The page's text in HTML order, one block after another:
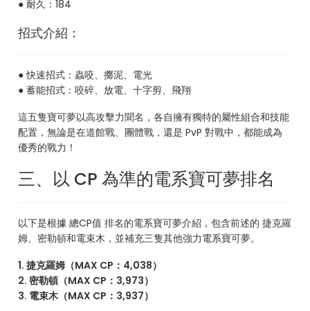
● 耐久：184
招式介紹：
● 快速招式：蟲咬、擲泥、電光
● 蓄能招式：咬碎、放電、十字剪、飛翔
這五隻寶可夢以高攻擊力聞名，各自擁有獨特的屬性組合和技能
配置，無論是在道館戰、團體戰，還是 PvP 對戰中，都能成為
優秀的戰力！
三、以 CP 為準的電系寶可夢排名
以下是根據 總CP值 排名的電系寶可夢介紹，包含前述的 捷克羅
姆、密勒頓和電束木，並補充三隻其他強力電系寶可夢。
1. 捷克羅姆（MAX CP：4,038）
2. 密勒頓（MAX CP：3,973）
3. 電束木（MAX CP：3,937）